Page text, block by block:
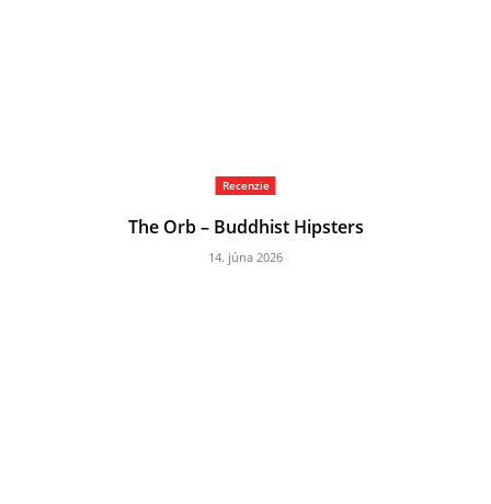
Recenzie
The Orb – Buddhist Hipsters
14. júna 2026